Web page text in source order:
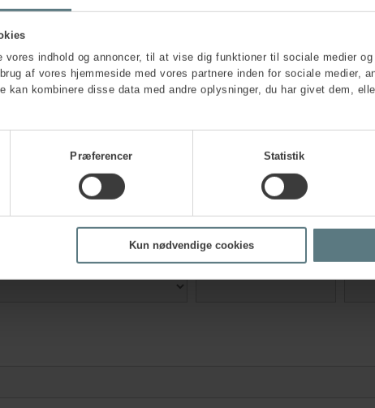
indhold og annoncer, til at vise dig funktioner til sociale medier
af vores hjemmeside med vores partnere inden for sociale medier,
kan kombinere disse data med andre oplysninger, du har givet dem,
Præferencer Statistik
Kun nødvendige cookies
the same?*
Company address*
Zip code* City*